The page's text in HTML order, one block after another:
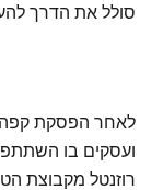
סולל את הדרך
לאחר הפסקת קפה
רוזנטל מקבוצת